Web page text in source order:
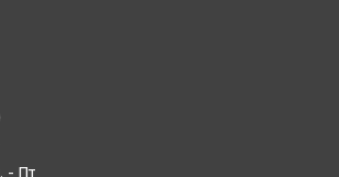
- Пт